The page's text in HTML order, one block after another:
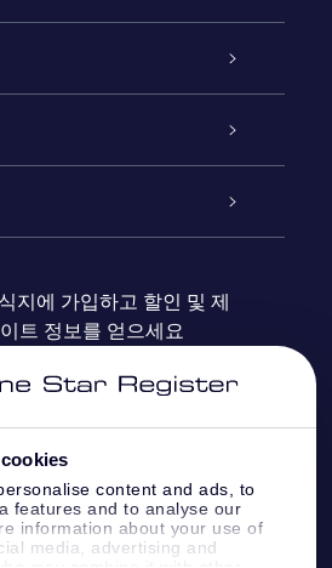
content and ads, to
features and to analyse our
information about your use of
media, advertising and
VR 앱
지에 가입하고 할인 및 제
트 정보를 얻으세요